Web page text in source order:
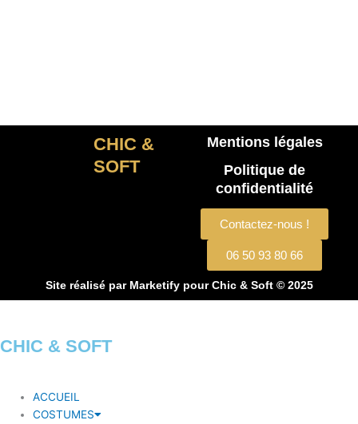
CHIC &
SOFT
Mentions légales
Politique de
confidentialité
Contactez-nous !
06 50 93 80 66
Site réalisé par Marketify pour Chic & Soft © 2025
CHIC & SOFT
ACCUEIL
COSTUMES